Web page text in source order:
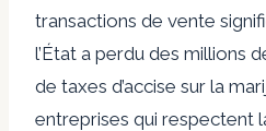
transactions de vente
l’État a perdu des millions
de taxes d’accise sur la
entreprises qui respectent